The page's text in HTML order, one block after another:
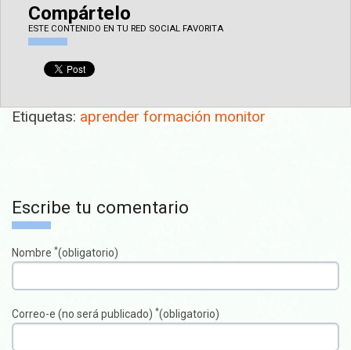
Compártelo
ESTE CONTENIDO EN TU RED SOCIAL FAVORITA
Etiquetas: aprender formación monitor
Escribe tu comentario
Nombre *(obligatorio)
Correo-e (no será publicado) *(obligatorio)